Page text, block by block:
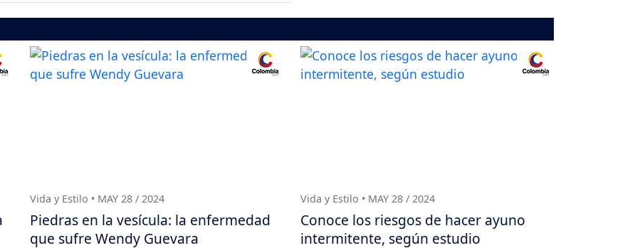
Vida y Estilo • MAY 28 / 2024
Piedras en la vesícula: la enfermedad
que sufre Wendy Guevara
Vida y Estilo • MAY 28 / 2024
Conoce los riesgos de hacer ayuno
intermitente, según estudio